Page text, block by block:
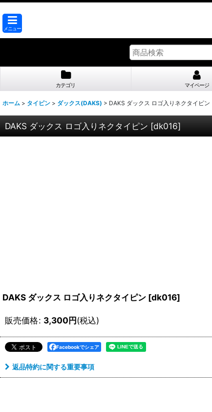
メニュー
カテゴリ マイページ
ホーム > タイピン > ダックス(DAKS) > DAKS ダックス ロゴ入りネクタイピン
DAKS ダックス ロゴ入りネクタイピン [dk016]
DAKS ダックス ロゴ入りネクタイピン [dk016]
販売価格: 3,300円(税込)
Facebookでシェア
返品特約に関する重要事項